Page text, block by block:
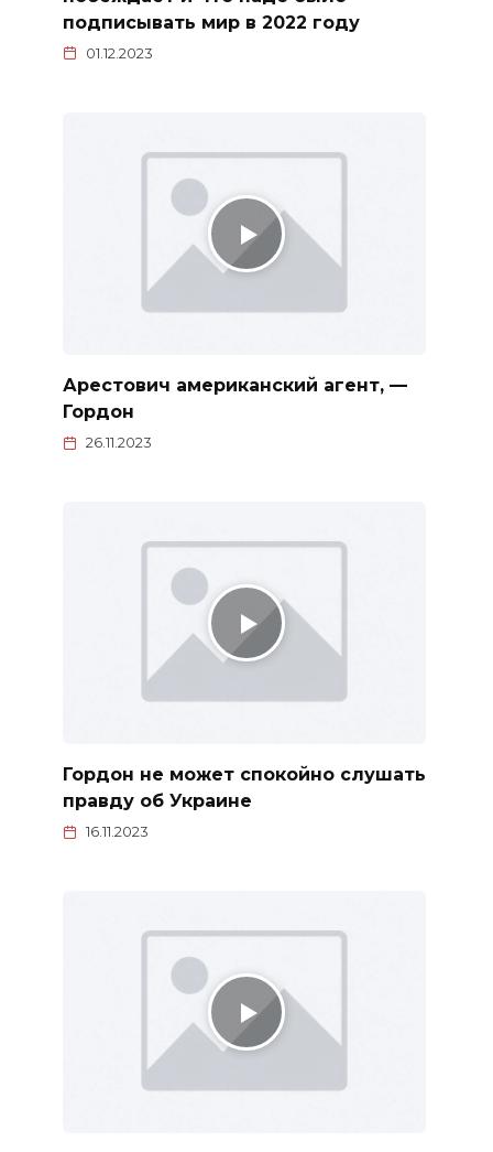
подписывать мир в 2022 году
01.12.2023
Арестович американский агент, —
Гордон
26.11.2023
Гордон не может спокойно слушать
правду об Украине
16.11.2023